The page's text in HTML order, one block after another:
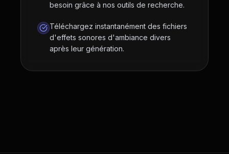
besoin grâce à nos outils de recherche.
Téléchargez instantanément des fichiers
d'effets sonores d'ambiance divers
après leur génération.